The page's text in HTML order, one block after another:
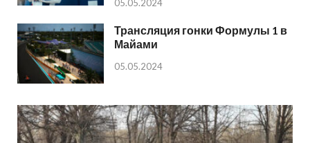
05.05.2024
Трансляция гонки Формулы 1 в
Майами
05.05.2024